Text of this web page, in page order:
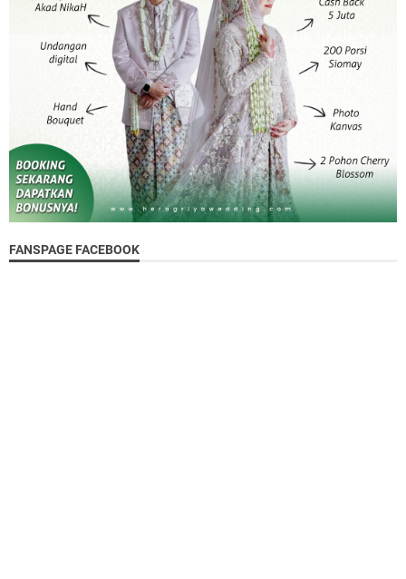
FANSPAGE FACEBOOK